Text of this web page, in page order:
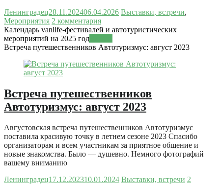
Ленинградец28.11.202406.04.2026 Выставки, встречи,
Мероприятия 2 комментария
Календарь vanlife-фестивалей и автотуристических
мероприятий на 2025 год
Встреча путешественников Автотуризмус: август 2023
Встреча путешественников
Автотуризмус: август 2023
Августовская встреча путешественников Автотуризмус
поставила красивую точку в летнем сезоне 2023 Спасибо
организаторам и всем участникам за приятное общение и
новые знакомства. Было — душевно. Немного фотографий
вашему вниманию
Ленинградец17.12.202310.01.2024 Выставки, встречи 2